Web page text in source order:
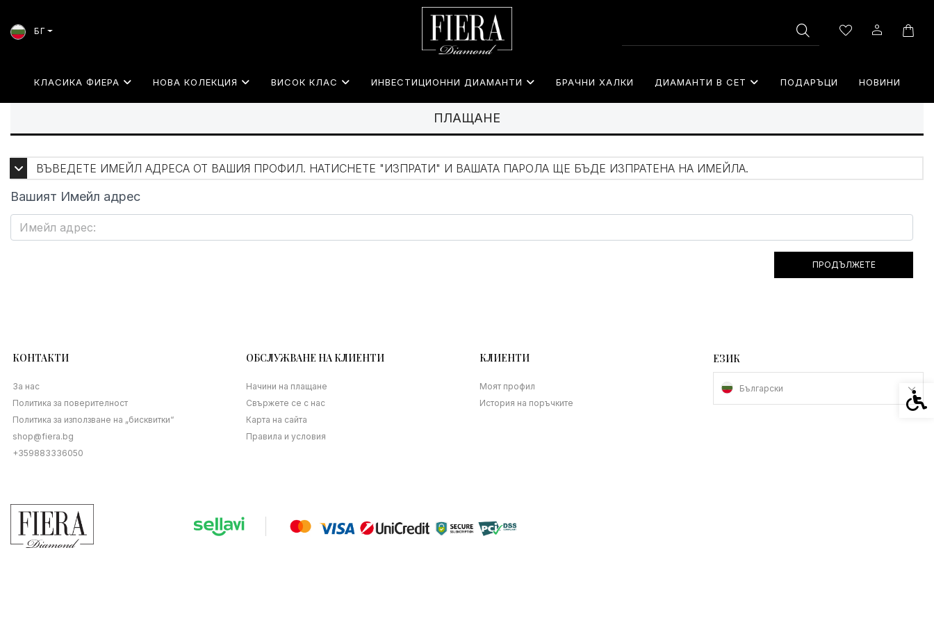
БГ
КЛАСИКА ФИЕРА НОВА КОЛЕКЦИЯ ⁠ПОДАРЪЦИ
ВИСОК КЛАС ИНВЕСТИЦИОННИ ДИАМАНТИ БРАЧНИ ХАЛКИ ДИАМАНТИ В СЕТ НОВИНИ
ПЛАЩАНЕ
ВЪВЕДЕТЕ ИМЕЙЛ АДРЕСА ОТ ВАШИЯ ПРОФИЛ. НАТИСНЕТЕ "ИЗПРАТИ" И ВАШАТА ПАРОЛА ЩЕ БЪДЕ ИЗПРАТЕНА НА ИМЕЙЛА.
Вашият Имейл адрес
КОНТАКТИ
За нас
Политика за поверителност
Политика за използване на „бисквитки“
shop@fiera.bg
+359883336050
ОБСЛУЖВАНЕ НА КЛИЕНТИ
Начини на плащане
Свържете се с нас
Карта на сайта
Правила и условия
КЛИЕНТИ
Моят профил
История на поръчките
ЕЗИК
Български